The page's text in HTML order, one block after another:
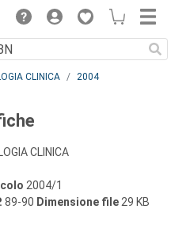
CLINICA
2004
CLINICA
2004/1
89-90 Dimensione file 29 KB